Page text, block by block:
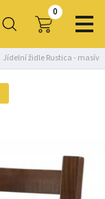
0
Jídelní židle Rustica - masív